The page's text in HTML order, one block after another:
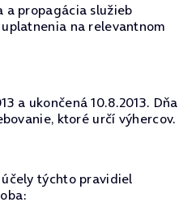
a propagácia služieb
na relevantnom
a ukončená 10.8.2013. Dňa
ktoré určí výhercov.
týchto pravidiel